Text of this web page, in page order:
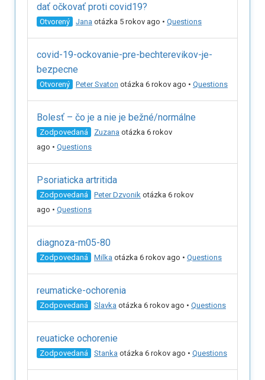
dať očkovať proti covid19?
Otvorený Jana otázka 5 rokov ago • Questions
covid-19-ockovanie-pre-bechterevikov-je-
bezpecne
Otvorený Peter Svaton otázka 6 rokov ago • Questions
Bolesť – čo je a nie je bežné/normálne
Zodpovedaná Zuzana otázka 6 rokov
ago • Questions
Psoriaticka artritida
Zodpovedaná Peter Dzvonik otázka 6 rokov
ago • Questions
diagnoza-m05-80
Zodpovedaná Milka otázka 6 rokov ago • Questions
reumaticke-ochorenia
Zodpovedaná Slavka otázka 6 rokov ago • Questions
reuaticke ochorenie
Zodpovedaná Stanka otázka 6 rokov ago • Questions